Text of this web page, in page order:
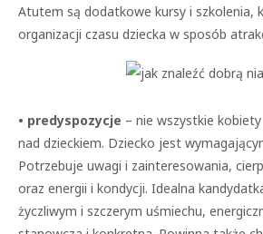
Atutem są dodatkowe kursy i szkolenia,
organizacji czasu dziecka w sposób
• predyspozycje – nie wszystkie
nad dzieckiem. Dziecko jest
Potrzebuje uwagi i zainteresowania,
oraz energii i kondycji. Idealna
życzliwym i szczerym uśmiechu,